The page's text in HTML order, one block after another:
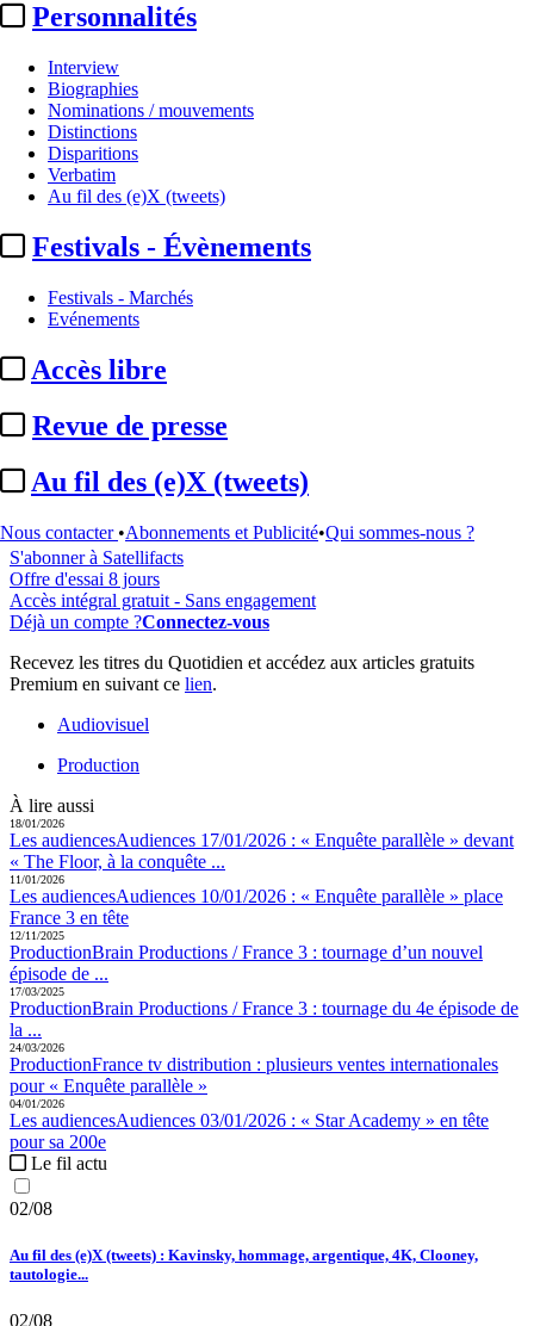
Personnalités
Interview
Biographies
Nominations / mouvements
Distinctions
Disparitions
Verbatim
Au fil des (e)X (tweets)
Festivals - Évènements
Festivals - Marchés
Evénements
Accès libre
Revue de presse
Au fil des (e)X (tweets)
Nous contacter •Abonnements et Publicité•Qui sommes-nous ?
France 3 :Tournage d'un
nouvel épisode d'"Enquête
parallèle"
Par
CM
Actualité n° 350360|Publié le 29 juin 2026 12:54
...
Cet article est réservé à nos abonnés
Pour accéder à cet article, à l'ensemble du site, découvrez nos
S'abonner à Satellifacts
Offre d'essai 8 jours
Accès intégral gratuit - Sans engagement
Déjà un compte ?Connectez-vous
Recevez les titres du Quotidien et accédez aux articles gratuits
Premium en suivant ce lien.
Audiovisuel
Production
À lire aussi
18/01/2026
Les audiencesAudiences 17/01/2026 : « Enquête parallèle » devant
« The Floor, à la conquête ...
11/01/2026
Les audiencesAudiences 10/01/2026 : « Enquête parallèle » place
France 3 en tête
12/11/2025
ProductionBrain Productions / France 3 : tournage d’un nouvel
épisode de ...
17/03/2025
ProductionBrain Productions / France 3 : tournage du 4e épisode de
la ...
24/03/2026
ProductionFrance tv distribution : plusieurs ventes internationales
pour « Enquête parallèle »
04/01/2026
Les audiencesAudiences 03/01/2026 : « Star Academy » en tête
pour sa 200e
Le fil actu
02/08
Au fil des (e)X (tweets) : Kavinsky, hommage, argentique, 4K, Clooney,
tautologie...
02/08